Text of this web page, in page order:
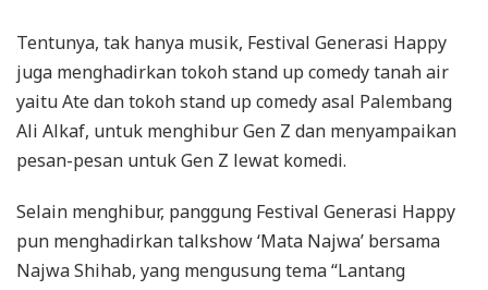
Tentunya, tak hanya musik, Festival Generasi Happy
juga menghadirkan tokoh stand up comedy tanah air
yaitu Ate dan tokoh stand up comedy asal Palembang
Ali Alkaf, untuk menghibur Gen Z dan menyampaikan
pesan-pesan untuk Gen Z lewat komedi.
Selain menghibur, panggung Festival Generasi Happy
pun menghadirkan talkshow ‘Mata Najwa’ bersama
Najwa Shihab, yang mengusung tema “Lantang